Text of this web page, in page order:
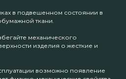
в подвешенном состоянии в
ткани.
механического
изделия о жесткие и
возможно появление